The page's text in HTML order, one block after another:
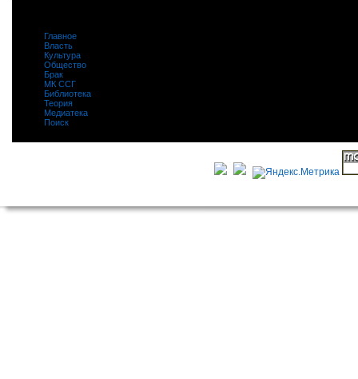
Главное
Власть
Культура
Общество
Брак
МК ССГ
Библиотека
Теория
Медиатека
Поиск